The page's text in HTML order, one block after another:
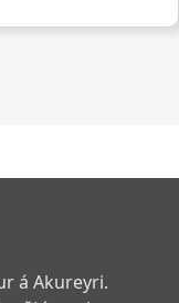
á Akureyri.